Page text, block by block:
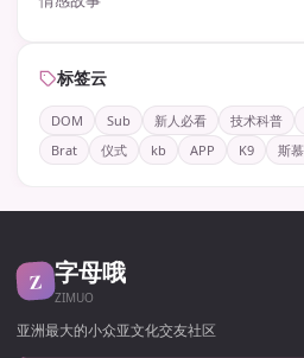
标签云
DOM Sub 新人必看 技术科普
Brat
仪式 kb APP K9 斯
Z 字母哦
ZIMUO
亚洲最大的小众亚文化交友社区